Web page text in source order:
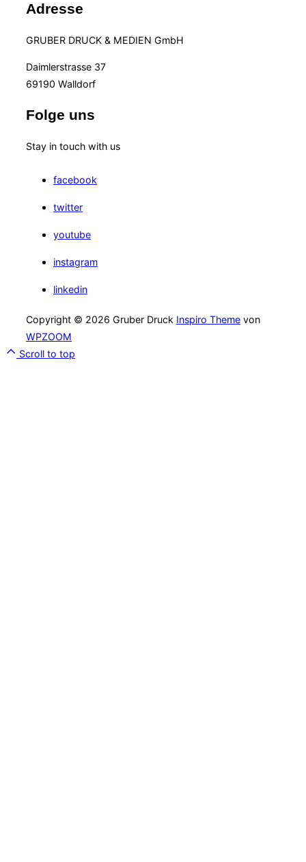
Adresse
GRUBER DRUCK & MEDIEN GmbH
Daimlerstrasse 37
69190 Walldorf
Folge uns
Stay in touch with us
facebook
twitter
youtube
instagram
linkedin
Copyright © 2026 Gruber Druck Inspiro Theme von
WPZOOM
Scroll to top